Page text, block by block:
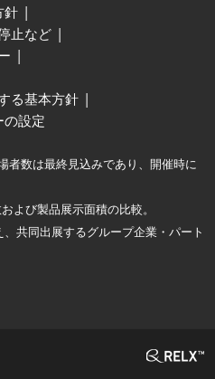
針
止など
る基本方針
の設定
者数は最終見込みであり、開催時に
よび製品展示面積の比較。
共同出展するグループ企業・パート